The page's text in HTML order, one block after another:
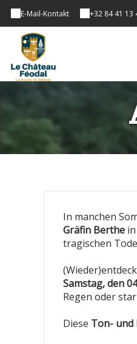
E-Mail-Kontakt +32 84 41 13
In manchen
Gräfin Berthe
tragischen
Samstag, den
Regen oder
Diese Ton- und